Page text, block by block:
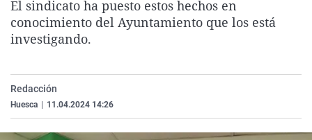
La rosa de los vientos
Caso
Extremadura
Virales
El sindicato ha puesto estos hechos en
conocimiento del Ayuntamiento que los está
investigando.
Redacción
Huesca 11.04.2024 14:26